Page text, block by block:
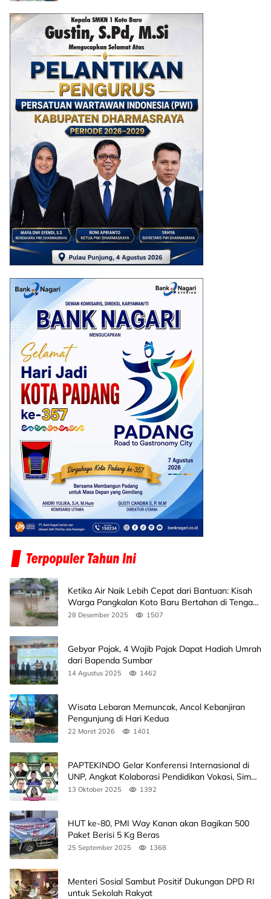
Ketika Air Naik Lebih Cepat dari Bantuan: Kisah
Warga Pangkalan Koto Baru Bertahan di Tengah
Banjir
28 Desember 2025 1507
Gebyar Pajak, 4 Wajib Pajak Dapat Hadiah Umrah
dari Bapenda Sumbar
14 Agustus 2025 1462
Wisata Lebaran Memuncak, Ancol Kebanjiran
Pengunjung di Hari Kedua
22 Maret 2026 1401
PAPTEKINDO Gelar Konferensi Internasional di
UNP, Angkat Kolaborasi Pendidikan Vokasi, Simak
Agendanya
13 Oktober 2025 1392
HUT ke-80, PMI Way Kanan akan Bagikan 500
Paket Berisi 5 Kg Beras
25 September 2025 1368
Menteri Sosial Sambut Positif Dukungan DPD RI
untuk Sekolah Rakyat